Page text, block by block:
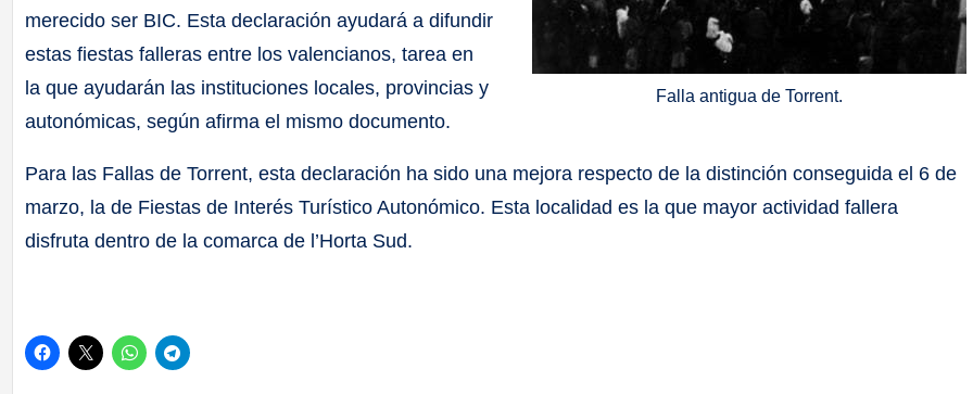
Falla antigua de Torrent.
merecido ser BIC. Esta declaración ayudará a difundir
estas fiestas falleras entre los valencianos, tarea en
la que ayudarán las instituciones locales, provincias y
autonómicas, según afirma el mismo documento.
Para las Fallas de Torrent, esta declaración ha sido una mejora respecto de la distinción conseguida el 6 de
marzo, la de Fiestas de Interés Turístico Autonómico. Esta localidad es la que mayor actividad fallera
disfruta dentro de la comarca de l’Horta Sud.